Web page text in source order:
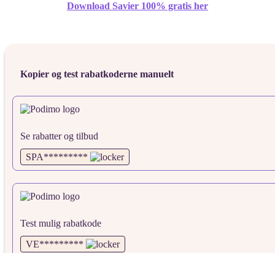
Download Savier 100% gratis her
Kopier og test rabatkoderne manuelt
Se rabatter og tilbud
SPA*********
Test mulig rabatkode
VE*********